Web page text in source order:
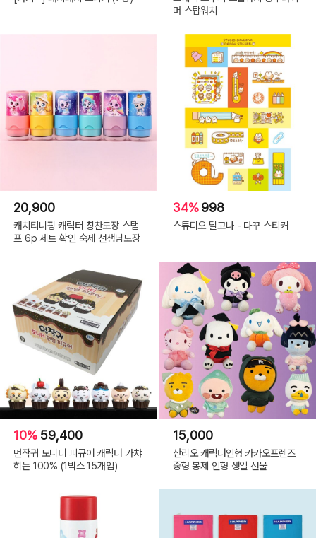
머 스탑워치
20,900
캐치티니핑 캐릭터 칭찬도장 스탬
프 6p 세트 확인 숙제 선생님도장
34%998
스튜디오 달고나 - 다꾸 스티커
10% 59,400
먼작귀 모니터 피규어 캐릭터 가챠
히든 100% (1박스 15개입)
15,000
산리오 캐릭터인형 카카오프렌즈
중형 봉제 인형 생일 선물